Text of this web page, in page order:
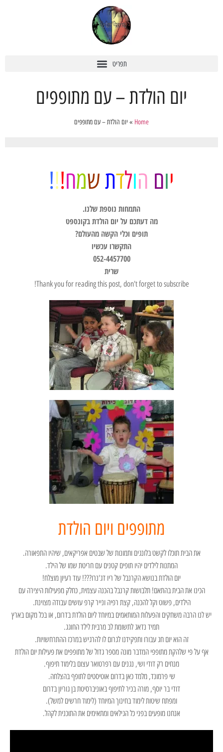
יום הולדת – עם מתופפים
Home
» יום הולדת – עם מתופפים
יום הולדתשמח!
!
!
התמחות נוספת שלנו.
מה דעתכם על יום הולדת בקונספט
תופים וכלי הקשה מהעולם?
התקשרו עכשיו
052-4457700
שרית
Thank you for reading this post, don't forget to subscribe!
מתופפים ויום הולדת
את הבית תוכלו לקשט בלונגים ותמונות של שבטים אפריקאים, שיהיו התפאורה.
המתנות לילדים יהיו תופים קטנים עם חריטת שמו של הילד.
יום הולדת בנושא הקרנבל של ריו דג'נרו???! עוד רעיון מוצלח!
הכינו את הבית בהתאם! תלבושות קרנבל בהכנה עצמית, כחלק מפעילות היצירה עם
הילדים, פשוט וקל להכנה, קצת רפיה ונייר קרפ עושים עבודה מצוינת.
יש לנו הרבה משחקים והפעלות המותאמים במיוחד ליום הולדת בדרום, או בכל מקום בארץ
תמיד נדאג לתשומת לב מרבית לילד החוגג.
זה הוא יום חג עבורו ותפקידנו לגרום לו להרגיש במרכז ההתרחשויות.
אף על פי שלהקת מתופפי המדבר מונה מספר גדול של מתופפים את פעילות יום הולדת
מנחים רק דודי ושי, נגנים עם רפרטואר עצום בלימוד תיפוף.
שי פרמונד, מלמד כאן בדרום אוטיסטים לתופף בהצלחה.
דודי בר יוסף, מורה בכיר לתיפוף באוניברסיטת בן גוריון בדרום
ומפתח שיטות לימוד בחינוך המיוחד (לימוד חרשים למשל).
אנחנו מופעים בפני כל הגילאים ומתאימים את התוכנית לקהל.